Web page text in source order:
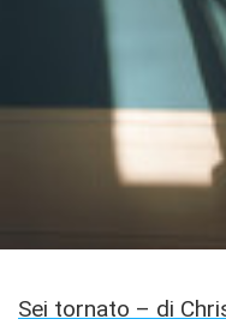
Sei tornato – di